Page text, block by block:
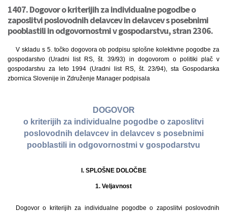
1407. Dogovor o kriterijih za individualne pogodbe o
zaposlitvi poslovodnih delavcev in delavcev s posebnimi
pooblastili in odgovornostmi v gospodarstvu, stran 2306.
V skladu s 5. točko dogovora ob podpisu splošne kolektivne pogodbe za
gospodarstvo (Uradni list RS, št. 39/93) in dogovorom o politiki plač v
gospodarstvu za leto 1994 (Uradni list RS, št. 23/94), sta Gospodarska
zbornica Slovenije in Združenje Manager podpisala
DOGOVOR
o kriterijih za individualne pogodbe o zaposlitvi
poslovodnih delavcev in delavcev s posebnimi
pooblastili in odgovornostmi v gospodarstvu
I. SPLOŠNE DOLOČBE
1. Veljavnost
Dogovor o kriterijih za individualne pogodbe o zaposlitvi poslovodnih